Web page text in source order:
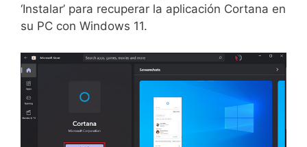
‘Instalar’ para recuperar la aplicación Cortana en
su PC con Windows 11.